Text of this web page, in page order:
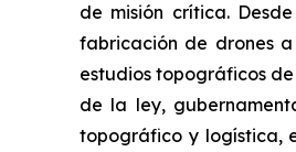
de misión crítica.
fabricación de drones
estudios topográficos
de la ley,
topográfico y logística,